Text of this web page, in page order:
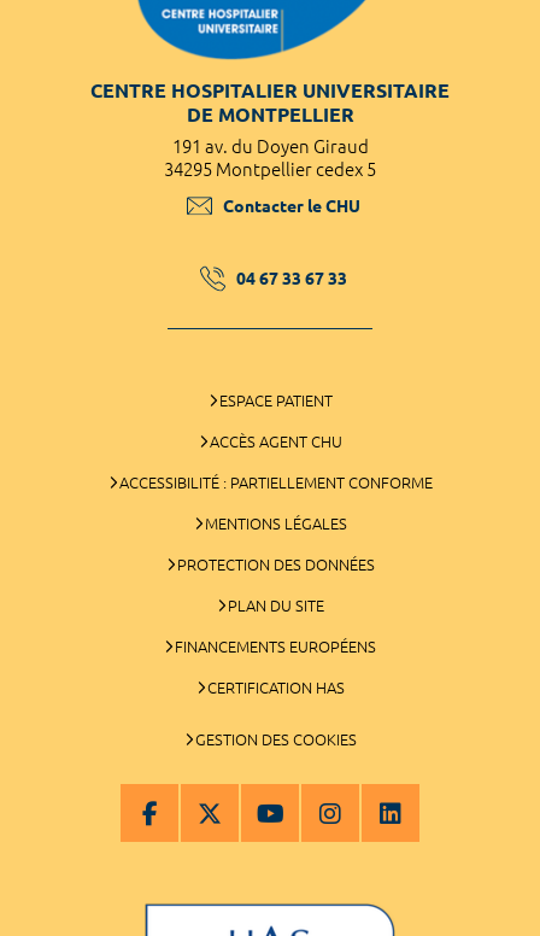
CENTRE HOSPITALIER UNIVERSITAIRE
DE MONTPELLIER
191 av. du Doyen Giraud
34295 Montpellier cedex 5
Contacter le CHU
04 67 33 67 33
ESPACE PATIENT
ACCÈS AGENT CHU
ACCESSIBILITÉ : PARTIELLEMENT CONFORME
MENTIONS LÉGALES
PROTECTION DES DONNÉES
PLAN DU SITE
FINANCEMENTS EUROPÉENS
CERTIFICATION HAS
GESTION DES COOKIES